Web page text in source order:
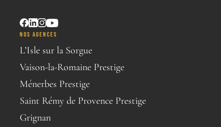
NOS AGENCES
L’Isle sur la Sorgue
Vaison-la-Romaine Prestige
Ménerbes Prestige
Saint Rémy de Provence Prestige
Grignan